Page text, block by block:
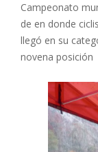
Campeonato
de en donde
llegó en su
novena posición